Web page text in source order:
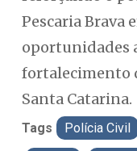
Pescaria Brava
oportunidades
fortalecimento
Santa Catarina.
Tags Polícia Civil